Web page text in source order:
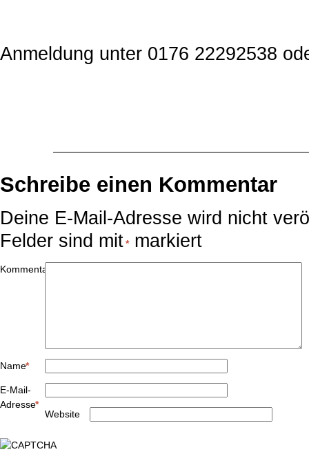
Anmeldung unter 0176 22292538
Schreibe einen Kommentar
Deine E-Mail-Adresse wird nicht
Felder sind mit
*markiert
Kommentar
Name
*
E-Mail-
Adresse
*
Website